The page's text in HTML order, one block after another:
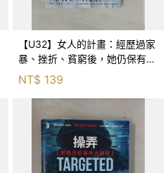
【U32】女人的計畫：經歷過家
暴、挫折、貧窮後，她仍保有美
麗、冒險、家庭、成功、健康。
她是鋼鐵人伊隆．馬斯克的媽媽
_梅伊・馬斯克, 劉復
NT$ 139